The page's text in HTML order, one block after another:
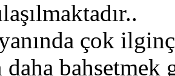
çok
bahsetmek